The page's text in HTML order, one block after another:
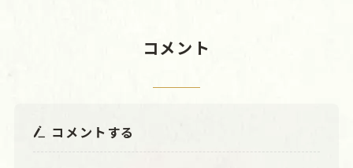
コメント
コメントする